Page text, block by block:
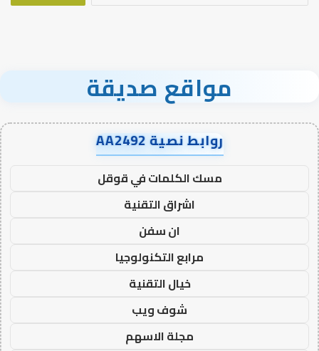
مواقع صديقة
روابط نصية AA2492
مسك الكلمات في قوقل
اشراق التقنية
ان سفن
مرابع التكنولوجيا
خيال التقنية
شوف ويب
مجلة الاسهم